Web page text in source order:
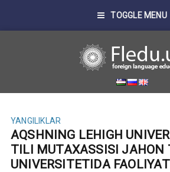
TOGGLE MENU
YANGILIKLAR
AQSHNING LEHIGH
TILI MUTAXASSISI JAHON
UNIVERSITETIDA